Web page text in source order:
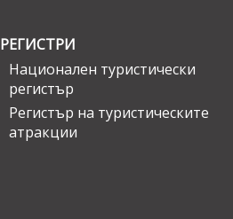
РЕГИСТРИ
Национален туристически
регистър
Регистър на туристическите
атракции